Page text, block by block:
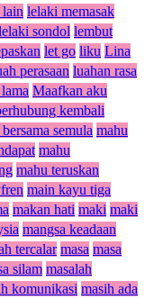
lelaki memasak
sondol lembut
let go liku Lina
perasaan luahan rasa
Maafkan aku
kembali
semula mahu
mahu
mahu teruskan
main kayu tiga
makan hati maki maki
mangsa keadaan
tercalar masa masa
silam masalah
komunikasi masih ada